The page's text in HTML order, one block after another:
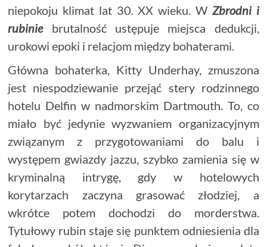
niepokoju klimat lat 30. XX wieku. W Zbrodni i
rubiniebrutalność ustępuje miejsca dedukcji,
urokowi epoki i relacjom między bohaterami.
Główna bohaterka, Kitty Underhay, zmuszona
jest niespodziewanie przejąć stery rodzinnego
hotelu Delfin w nadmorskim Dartmouth. To, co
miało być jedynie wyzwaniem organizacyjnym
związanym z przygotowaniami do balu i
występem gwiazdy jazzu, szybko zamienia się w
kryminalną intrygę, gdy w hotelowych
korytarzach zaczyna grasować złodziej, a
wkrótce potem dochodzi do morderstwa.
Tytułowy rubin staje się punktem odniesienia dla